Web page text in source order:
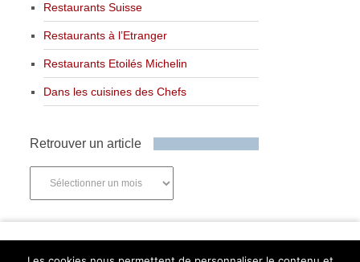
Restaurants Suisse
Restaurants à l’Etranger
Restaurants Etoilés Michelin
Dans les cuisines des Chefs
Retrouver un article